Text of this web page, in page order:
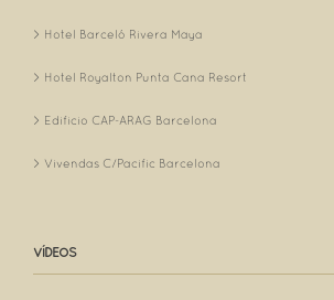
Hotel Barceló Rivera Maya
Hotel Royalton Punta Cana Resort
Edificio CAP-ARAG Barcelona
Vivendas C/Pacific Barcelona
VÍDEOS